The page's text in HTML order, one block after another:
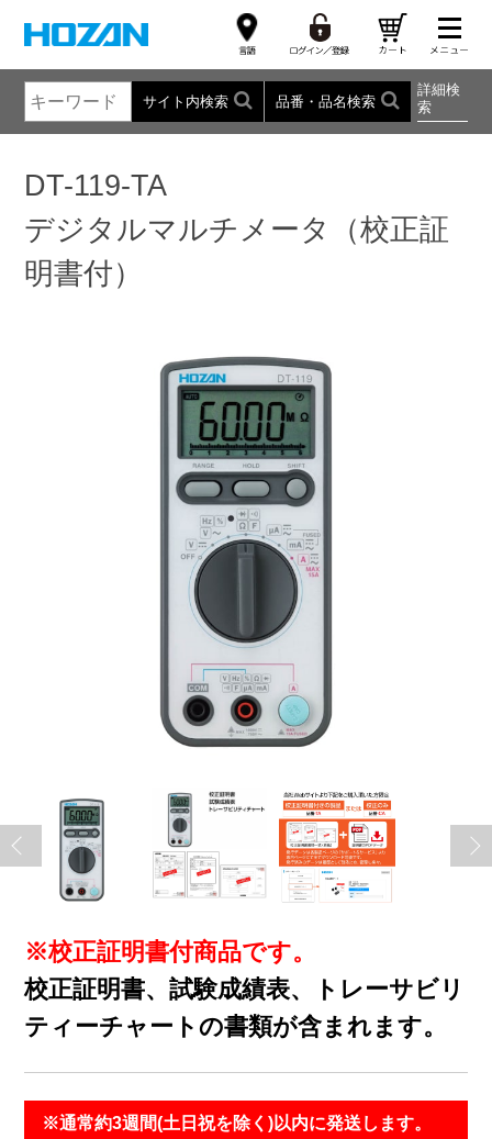
サイト内検索 品番・品名検索
詳細検
索
DT-119-TA
デジタルマルチメータ（校正証
明書付）
※校正証明書付商品です。
校正証明書、試験成績表、トレーサビリ
ティーチャートの書類が含まれます。
※通常約3週間(土日祝を除く)以内に発送します。